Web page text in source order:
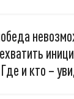
и кто –